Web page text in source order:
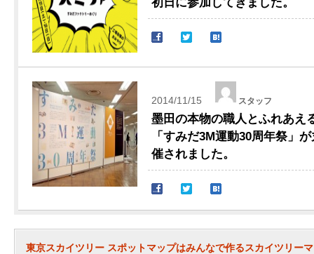
2014/11/15 スタッフ
墨田の本物の職人とふれあえ
「すみだ3M運動30周年祭」
催されました。
東京スカイツリー スポットマップはみんなで作るスカイツリー